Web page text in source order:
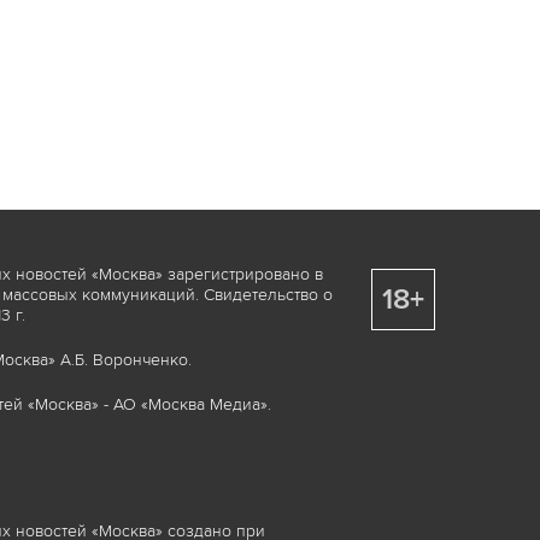
«Москва» зарегистрировано в
коммуникаций. Свидетельство о
г.
А.Б. Воронченко.
«Москва» - АО «Москва Медиа».
новостей «Москва» создано при
18+